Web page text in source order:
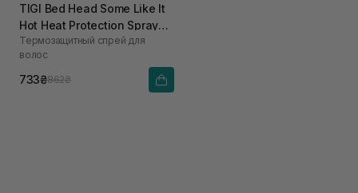
TIGI Bed Head Some Like It
Hot Heat Protection Spray
100 мл
Термозащитный спрей для
волос
733₴862₴